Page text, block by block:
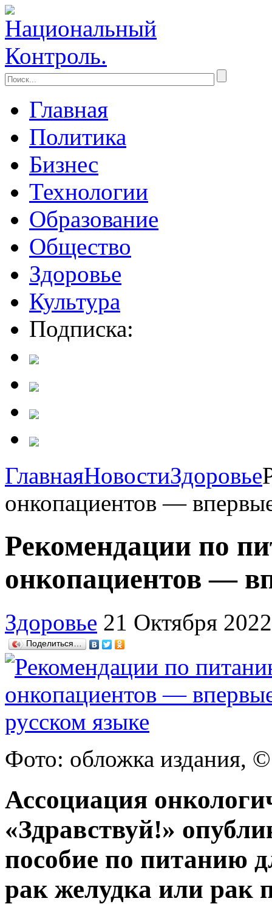
Главная
Политика
Бизнес
Технологии
Образование
Общество
Здоровье
Культура
Подписка:
ГлавнаяНовостиЗдоровье
онкопациентов —
Рекомендации по
онкопациентов —
Здоровье 21 Октября 2022
Поделиться…
Фото: обложка издания,
Ассоциация
«Здравствуй!»
пособие по питанию
рак желудка или рак